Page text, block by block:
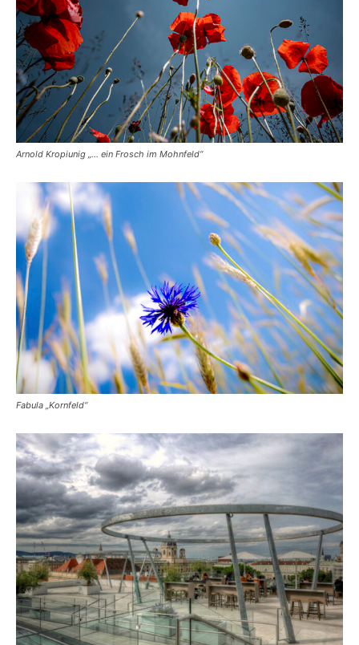
Arnold Kropiunig „… ein Frosch im Mohnfeld“
Fabula „Kornfeld“